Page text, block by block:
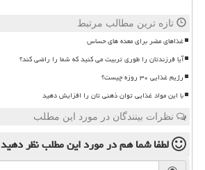
تازه ترین مطالب مرتبط
غذاهای مضر برای معده های حساس
آیا فرزندتان را طوری تربیت می کنید که شما را راضی کند؟
رژیم غذایی ۳۰ روزه چیست؟
با این مواد غذایی توان ذهنی تان را افزایش دهید
نظرات بینندگان در مورد این مطلب
لطفا شما همدر مورد این مطلبنظر دهید